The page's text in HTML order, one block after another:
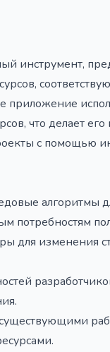
инструмент,
приложение
что делает
с помощью
алгоритмы
потребностям
для изменения